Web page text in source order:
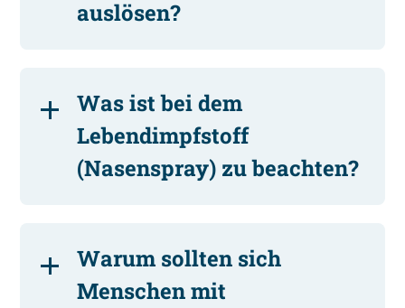
auslösen?
Was ist bei dem
Lebendimpfstoff
(Nasenspray) zu beachten?
Warum sollten sich
Menschen mit